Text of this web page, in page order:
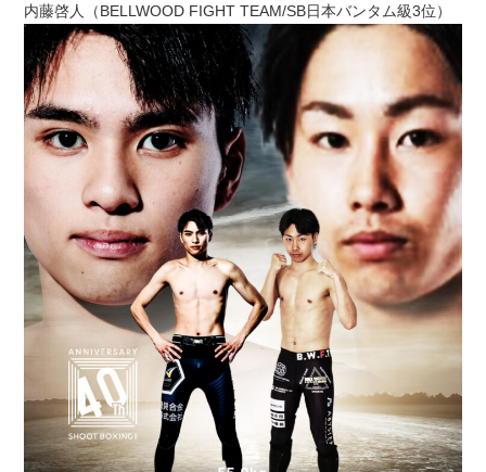
内藤啓人（BELLWOOD FIGHT TEAM/SB日本バンタム級3位）